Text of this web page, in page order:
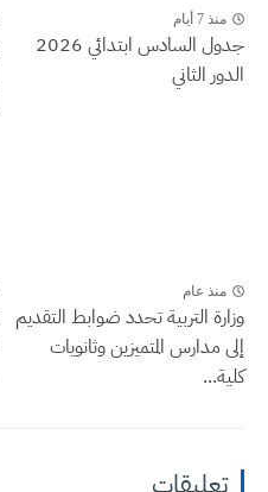
منذ 7 أيام
جدول السادس ابتدائي 2026
الدور الثاني
منذ عام
وزارة التربية تحدد ضوابط التقديم
إلى مدارس المتميزين وثانويات
كلية...